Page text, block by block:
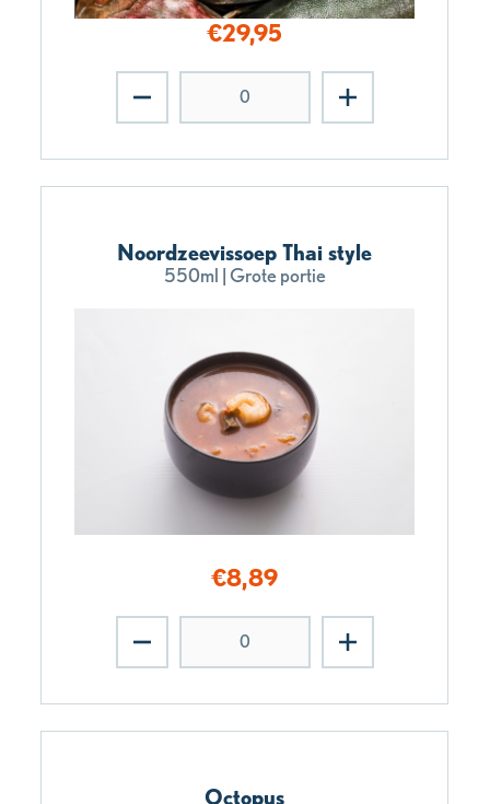
€29,95
Noordzeevissoep Thai style
550ml | Grote portie
€8,89
Octopus